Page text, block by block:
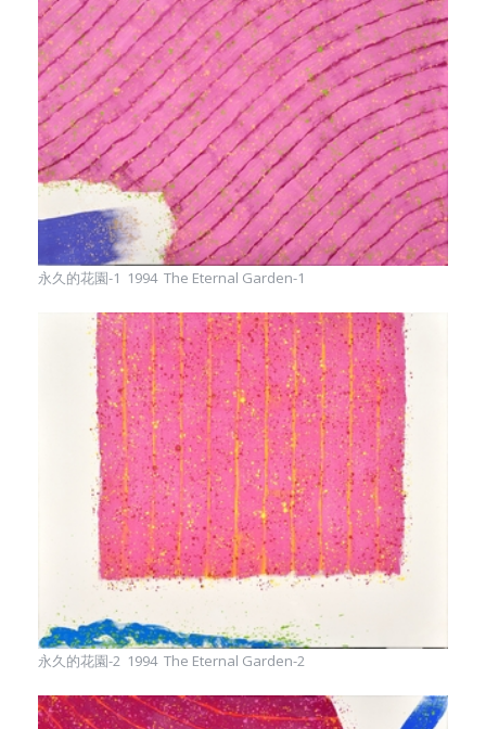
永久的花園-1 1994 The Eternal Garden-1
永久的花園-2 1994 The Eternal Garden-2